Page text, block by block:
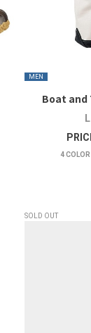
MEN
Boat and
4COLOR
SOLD OUT